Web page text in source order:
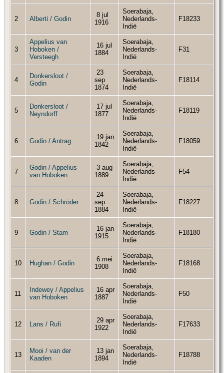
2 Alberti / Godin
8 jul
1916
Soerabaja,
Nederlands-
Indië
F18233
3
Appelius van
Hoboken /
Versteegh
16 jul
1884
Soerabaja,
Nederlands-
Indië
F31
4
Donkersloot /
Godin
23
sep
1874
Soerabaja,
Nederlands-
Indië
F18114
5
Donkersloot /
Neyndorff
17 jul
1877
Soerabaja,
Nederlands-
Indië
F18119
6 Godin / Antrag
19 jan
1842
Soerabaja,
Nederlands-
Indië
F18059
7
Godin / Appelius
van Hoboken
3 aug
1889
Soerabaja,
Nederlands-
Indië
F54
8 Godin / Schröder
24
sep
1884
Soerabaja,
Nederlands-
Indië
F18227
9 Godin / Stam
16 jan
1915
Soerabaja,
Nederlands-
Indië
F18180
10 Hughan / Godin
6 mei
1908
Soerabaja,
Nederlands-
Indië
F18168
11
Indewey / Appelius
van Hoboken
16 apr
1887
Soerabaja,
Nederlands-
Indië
F50
12 Lans / Rufi
29 apr
1922
Soerabaja,
Nederlands-
Indië
F17633
13
Mooi / van der
Kaaden
13 jan
1894
Soerabaja,
Nederlands-
Indië
F18788